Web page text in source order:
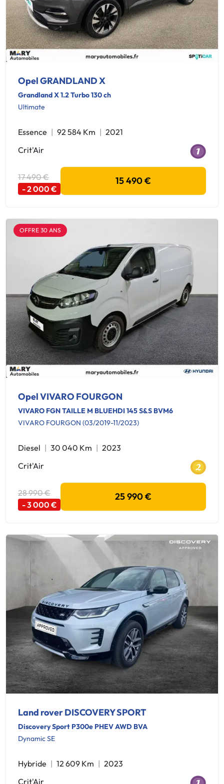
Opel GRANDLAND X
Grandland X 1.2 Turbo 130 ch
Ultimate
Essence 92 584 Km
2021
Crit'Air
17 490 €
- 2 000 €
15 490 €
OFFRE 30 ANS
Opel VIVARO FOURGON
VIVARO FGN TAILLE M BLUEHDI 145 S&S BVM6
VIVARO FOURGON (03/2019-11/2023)
Diesel 30 040 Km
2023
Crit'Air
28 990 €
- 3 000 €
25 990 €
Land rover DISCOVERY SPORT
Discovery Sport P300e PHEV AWD BVA
Dynamic SE
Hybride 12 609 Km
2023
Crit'Air